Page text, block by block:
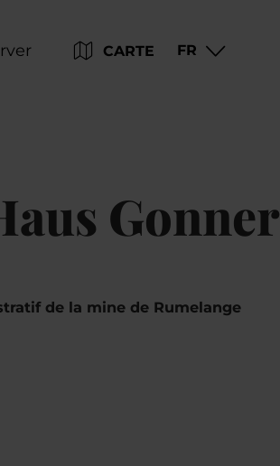
CARTE FR
Gonner
de la mine de Rumelange